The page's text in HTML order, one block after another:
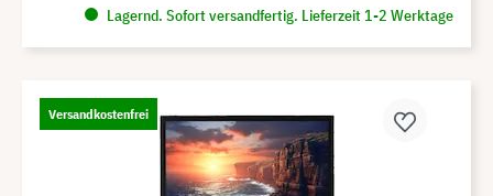
Lagernd. Sofort versandfertig. Lieferzeit 1-2 Werktage
Versandkostenfrei